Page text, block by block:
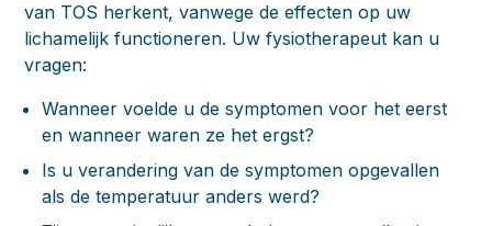
van TOS herkent, vanwege de effecten op uw
lichamelijk functioneren. Uw fysiotherapeut kan u
vragen:
Wanneer voelde u de symptomen voor het eerst
en wanneer waren ze het ergst?
Is u verandering van de symptomen opgevallen
als de temperatuur anders werd?